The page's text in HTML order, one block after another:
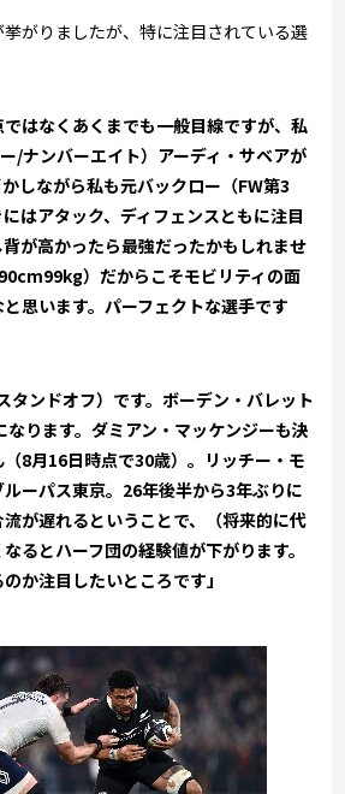
がりましたが、特に注目されている選
ではなくあくまでも一般目線ですが、私
/ナンバーエイト）アーディ・サベアが
しながら私も元バックロー（FW第3
はアタック、ディフェンスともに注目
が高かったら最強だったかもしれませ
）だからこそモビリティの面
思います。パーフェクトな選手です
タンドオフ）です。ボーデン・バレット
ります。ダミアン・マッケンジーも決
8月16日時点で30歳）。リッチー・モ
ーパス東京。26年後半から3年ぶりに
が遅れるということで、（将来的に代
るとハーフ団の経験値が下がります。
か注目したいところです」